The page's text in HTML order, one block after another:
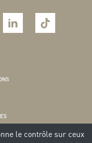
le contrôle sur ceux